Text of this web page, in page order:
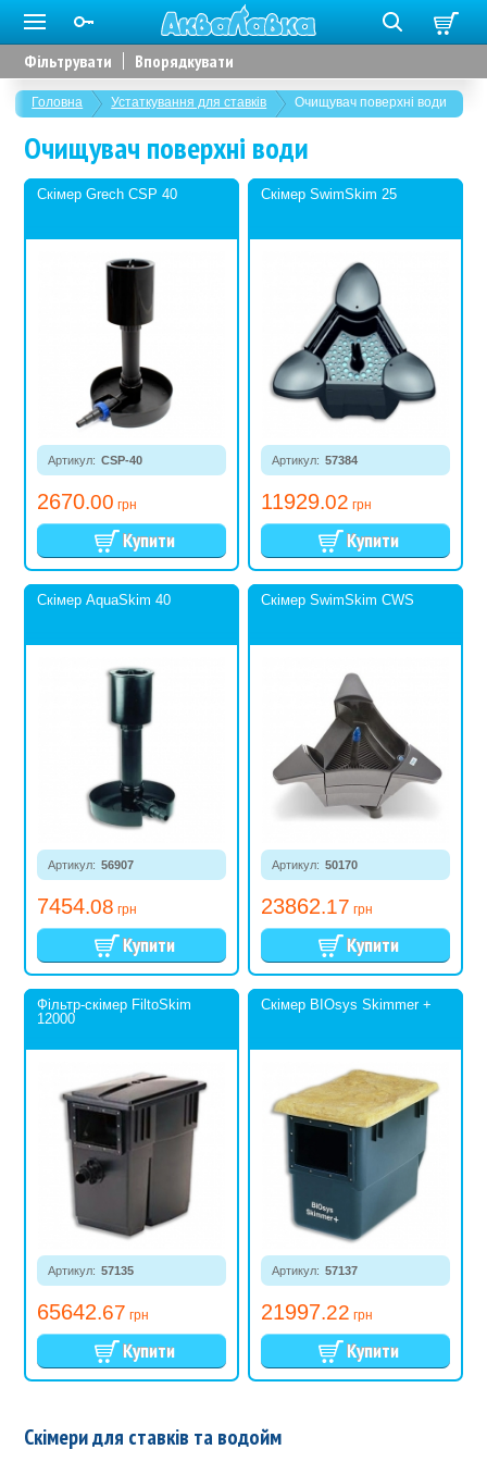
Головна Устаткування для ставків Очищувач поверхні води
Очищувач поверхні води
Фільтрувати Впорядкувати
Скімер Grech CSP 40
Артикул: CSP-40
2670.00 грн
Скімер SwimSkim 25
Артикул: 57384
11929.02 грн
Скімер AquaSkim 40
Артикул: 56907
7454.08 грн
Скімер SwimSkim CWS
Артикул: 50170
23862.17 грн
Фільтр-скімер FiltoSkim
12000
Артикул: 57135
65642.67 грн
Скімер BIOsys Skimmer +
Артикул: 57137
21997.22 грн
Скімери для ставків та водойм